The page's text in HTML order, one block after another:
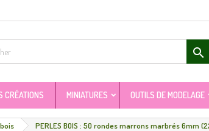

CRÉATIONS MINIATURES OUTILS DE MODELAGE
PERLES BOIS : 50 rondes marrons marbrés 6mm